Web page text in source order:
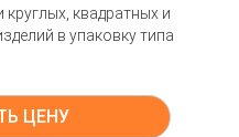
квадратных и
в упаковку типа
ЦЕНУ